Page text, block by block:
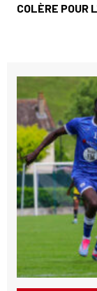
COLÈRE POUR